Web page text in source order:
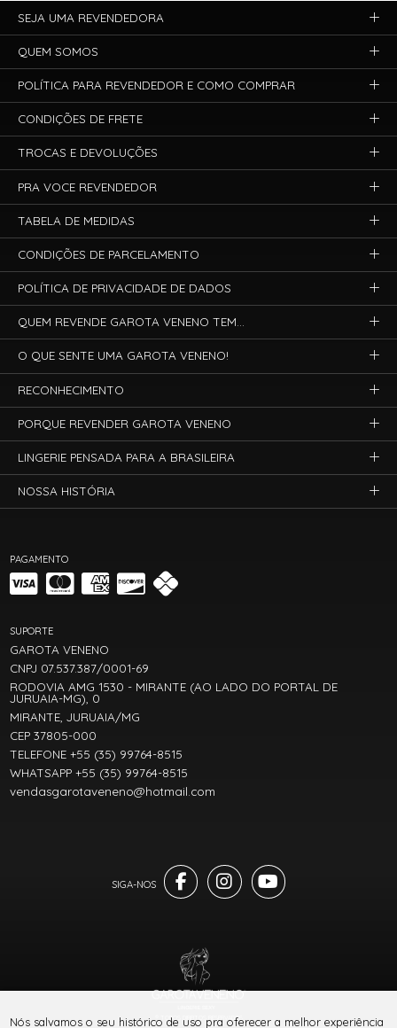
PAGAMENTO
SUPORTE
GAROTA VENENO
CNPJ 07.537.387/0001-69
RODOVIA AMG 1530 - MIRANTE (AO LADO DO PORTAL DE
JURUAIA-MG), 0
MIRANTE, JURUAIA/MG
CEP 37805-000
TELEFONE +55 (35) 99764-8515
WHATSAPP +55 (35) 99764-8515
vendasgarotaveneno@hotmail.com
SEJA UMA REVENDEDORA
QUEM SOMOS
POLÍTICA PARA REVENDEDOR E COMO COMPRAR
CONDIÇÕES DE FRETE
TROCAS E DEVOLUÇÕES
PRA VOCE REVENDEDOR
TABELA DE MEDIDAS
CONDIÇÕES DE PARCELAMENTO
POLÍTICA DE PRIVACIDADE DE DADOS
QUEM REVENDE GAROTA VENENO TEM...
O QUE SENTE UMA GAROTA VENENO!
RECONHECIMENTO
PORQUE REVENDER GAROTA VENENO
LINGERIE PENSADA PARA A BRASILEIRA
NOSSA HISTÓRIA
® TODOS DIREITOS RESERVADOS
Nós salvamos o seu histórico de uso pra oferecer a melhor experiência